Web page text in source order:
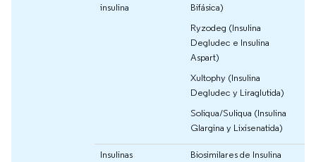
insulina
Bifásica)
Ryzodeg (Insulina
Degludec e Insulina
Aspart)
Xultophy (Insulina
Degludec y Liraglutida)
Soliqua/Suliqua (Insulina
Glargina y Lixisenatida)
Insulinas
Biosimilares de Insulina